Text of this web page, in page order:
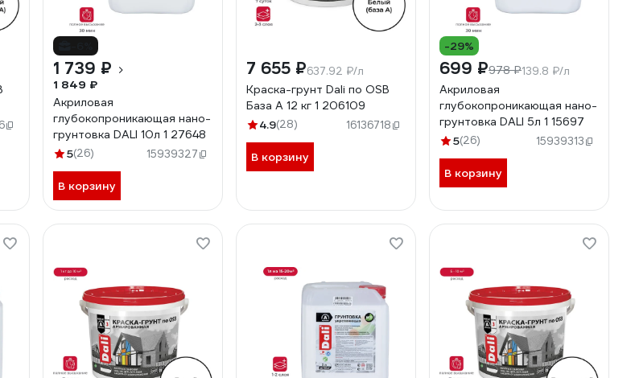
1 739 ₽
1 849 ₽
Акриловая
глубокопроникающая нано-
грунтовка DALI 10л 1 27648
5(26) 15939327
В корзину
7 655 ₽637.92 ₽/л
Краска-грунт Dali по OSB
База А 12 кг 1 206109
4.9(28) 16136718
В корзину
-29%
699 ₽978 ₽139.8 ₽/л
Акриловая
глубокопроникающая нано-
грунтовка DALI 5л 1 15697
5(26) 15939313
В корзину